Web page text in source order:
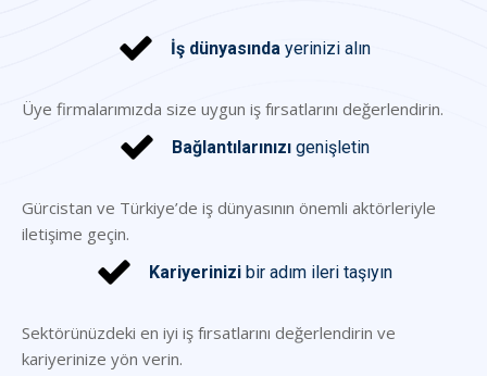
İş dünyasındayerinizi alın
Üye firmalarımızda size uygun iş fırsatlarını değerlendirin.
Bağlantılarınızı genişletin
Gürcistan ve Türkiye’de iş dünyasının önemli aktörleriyle
iletişime geçin.
Kariyerinizibir adım ileri taşıyın
Sektörünüzdeki en iyi iş fırsatlarını değerlendirin ve
kariyerinize yön verin.